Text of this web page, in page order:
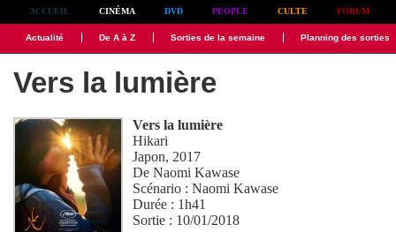
ACCUEIL CINÉMA DVD PEOPLE CULTE FORUM
Actualité De A à Z Sorties de la semaine Planning des sorties
Vers la lumière
Vers la lumière
Hikari
Japon, 2017
DeNaomi Kawase
Scénario :Naomi Kawase
Durée : 1h41
Sortie : 10/01/2018